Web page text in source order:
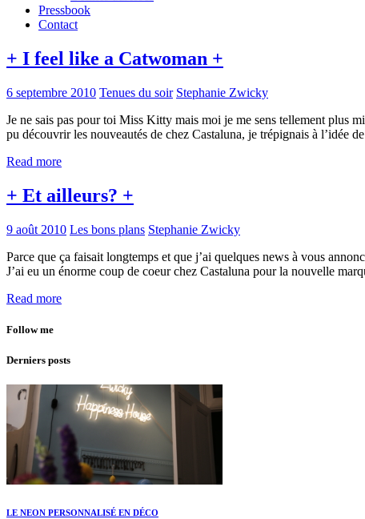
Pressbook
Contact
+ I feel like a Catwoman +
6 septembre 2010 Tenues du soir Stephanie Zwicky
Je ne sais pas pour toi Miss Kitty mais moi je me sens tellement plus
pu découvrir les nouveautés de chez Castaluna, je trépignais à
Read more
+ Et ailleurs? +
9 août 2010 Les bons plans Stephanie Zwicky
Parce que ça faisait longtemps et que j’ai quelques news à vous
J’ai eu un énorme coup de coeur chez Castaluna pour la nouvelle
Read more
Follow me
Derniers posts
LE NEON PERSONNALISÉ EN DÉCO